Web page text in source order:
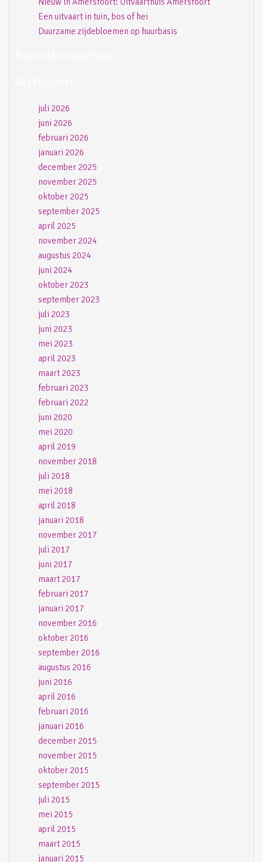
Een uitvaart in tuin, bos of hei
Duurzame zijdebloemen op huurbasis
juli 2026
juni 2026
februari 2026
januari 2026
december 2025
november 2025
oktober 2025
september 2025
april 2025
november 2024
augustus 2024
juni 2024
oktober 2023
september 2023
juli 2023
juni 2023
mei 2023
april 2023
maart 2023
februari 2023
februari 2022
juni 2020
mei 2020
april 2019
november 2018
juli 2018
mei 2018
april 2018
januari 2018
november 2017
juli 2017
juni 2017
maart 2017
februari 2017
januari 2017
november 2016
oktober 2016
september 2016
augustus 2016
juni 2016
april 2016
februari 2016
januari 2016
december 2015
november 2015
oktober 2015
september 2015
juli 2015
mei 2015
april 2015
maart 2015
januari 2015